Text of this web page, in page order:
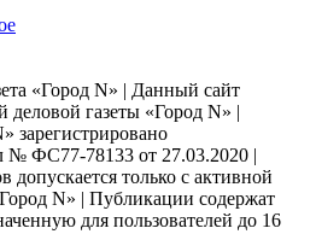
«Город N» | Данный сайт
деловой газеты «Город N» |
зарегистрировано
№ ФС77-78133 от 27.03.2020 |
допускается только с активной
N» | Публикации содержат
для пользователей до 16